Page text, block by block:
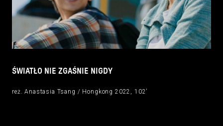
ŚWIATŁO NIE ZGAŚNIE NIGDY
reż. Anastasia Tsang / Hongkong 2022, 102’